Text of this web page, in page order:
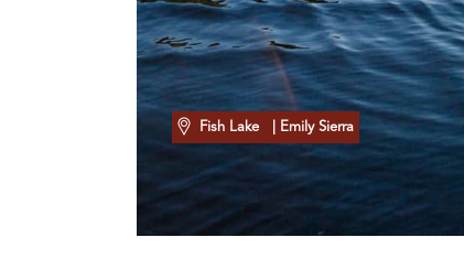
Fish Lake | Emily Sierra